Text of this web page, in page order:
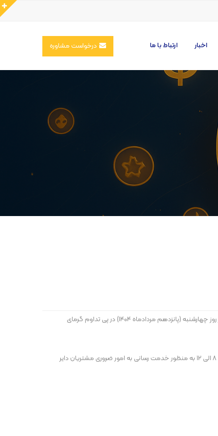
اخبار ارتباط با ما درخواست مشاوره
به گزارش اخباربانک، شورای هماهنگی بانک‌ها اعلام کرد: حسب اطلاعیه استانداری استان تهران مبنی بر تعطیلی کلیه دستگاه‌های اجرایی این استان، در روز چهارشنبه (پانزدهم مردادماه ۱۴۰۴) در پی تداوم گرمای
در عین حال، شعب کشیک بانک‌ها که اسامی آنها در وب‌سایت اطلاع رسانی هر بانک اعلام می‌شود، به همراه واحدهای فنی و پشتیبان ستادی، از ساعت ٨ الی ۱۲ به منظور خدمت رسانی به امور ضروری مشتریان دایر